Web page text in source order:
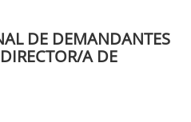
DE DEMANDANTES
A DE